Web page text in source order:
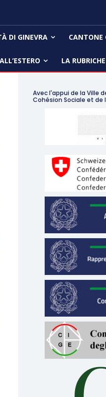
DI GINEVRA CANTONE
LA RUBRICHE
Avec l'appui de la Ville
Cohésion Sociale et de